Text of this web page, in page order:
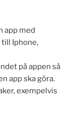
app med
Iphone,
på appen så
app ska göra.
exempelvis